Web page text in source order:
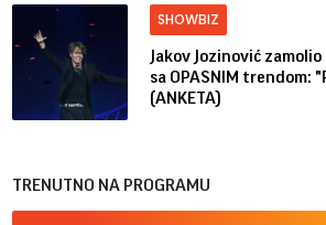
SHOWBIZ
Jakov Jozinović
sa OPASNIM trendom:
(ANKETA)
TRENUTNO NA PROGRAMU